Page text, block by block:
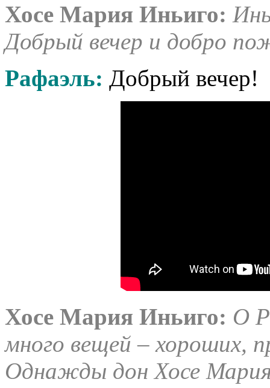
Хосе Мария Иньиго:
Добрый вечер и добро
Рафаэль: Добрый вечер!
Хосе Мария Иньиго: О
много вещей – хороших,
Однажды дон Хосе